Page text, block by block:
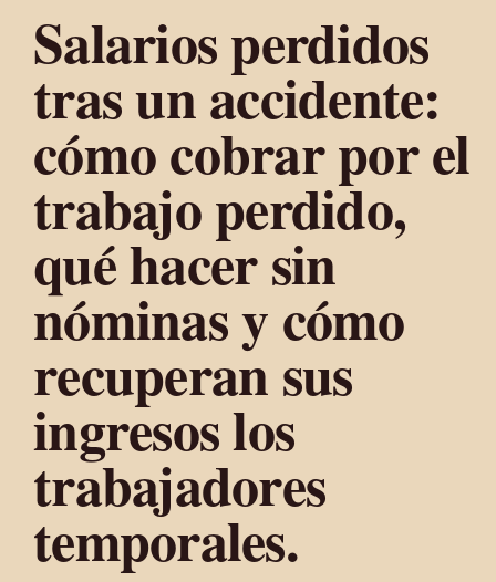
Salarios perdidos
tras un accidente:
cómo cobrar por el
trabajo perdido,
qué hacer sin
nóminas y cómo
recuperan sus
ingresos los
trabajadores
temporales.